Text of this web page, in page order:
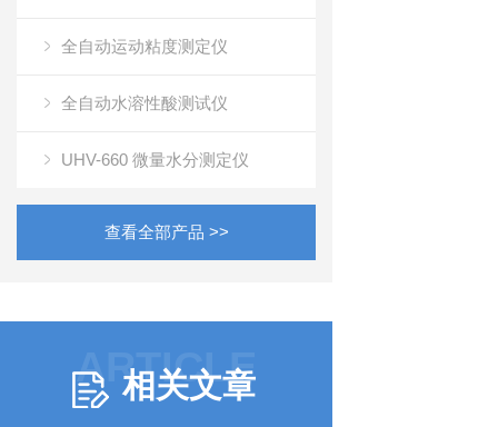
全自动运动粘度测定仪
全自动水溶性酸测试仪
UHV-660 微量水分测定仪
查看全部产品 >>
ARTICLE
相关文章